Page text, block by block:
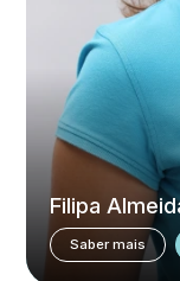
Filipa
Saber mais